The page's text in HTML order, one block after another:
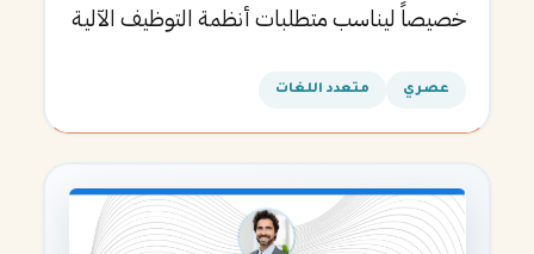
خصيصاً ليناسب متطلبات أنظمة التوظيف الآلية
عصري متعدد اللغات